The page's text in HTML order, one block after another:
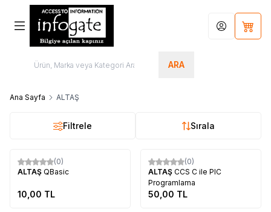
ARA
Hesabım
Ana Sayfa ALTAŞ
Filtrele Sırala
(0)
ALTAŞ QBasic
10,00 TL
(0)
ALTAŞ CCS C ile PIC
Programlama
50,00 TL